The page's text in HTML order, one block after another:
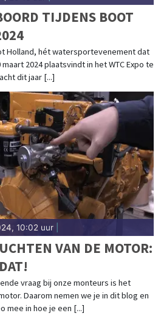
TIJDENS BOOT
Holland, hét watersportevenement dat
2024 plaatsvindt in het WTC Expo te
dit jaar [...]
10:02 uur
VAN DE MOTOR:
vraag bij onze monteurs is het
Daarom nemen we je in dit blog en
mee in hoe je een [...]